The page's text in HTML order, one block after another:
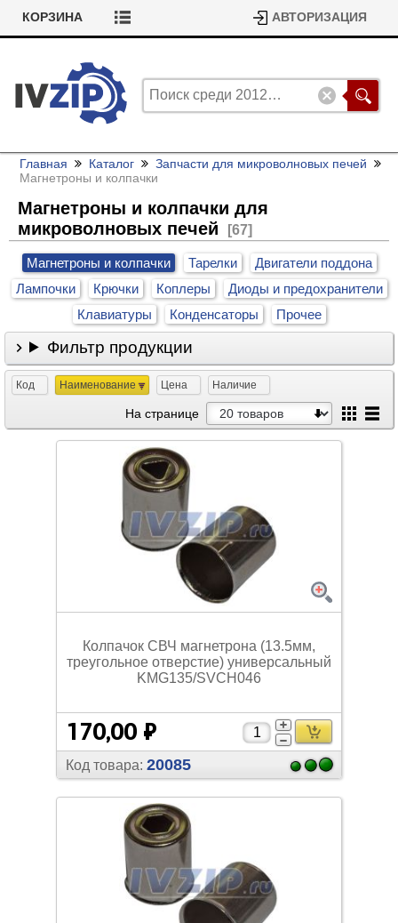
КОРЗИНА АВТОРИЗАЦИЯ
Главная Каталог
Запчасти для микроволновых печей
Магнетроны и колпачки
Магнетроны и колпачки для
микроволновых печей
[67]
Магнетроны и колпачки Тарелки
Двигатели поддона
Лампочки
Крючки Коплеры
Диоды и предохранители
Клавиатуры
Конденсаторы Прочее
Фильтр продукции
Код Наименование Цена Наличие
На странице
Колпачок СВЧ магнетрона (13.5мм,
треугольное отверстие) универсальный
KMG135/SVCH046
170,00 ₽
Код товара: 20085